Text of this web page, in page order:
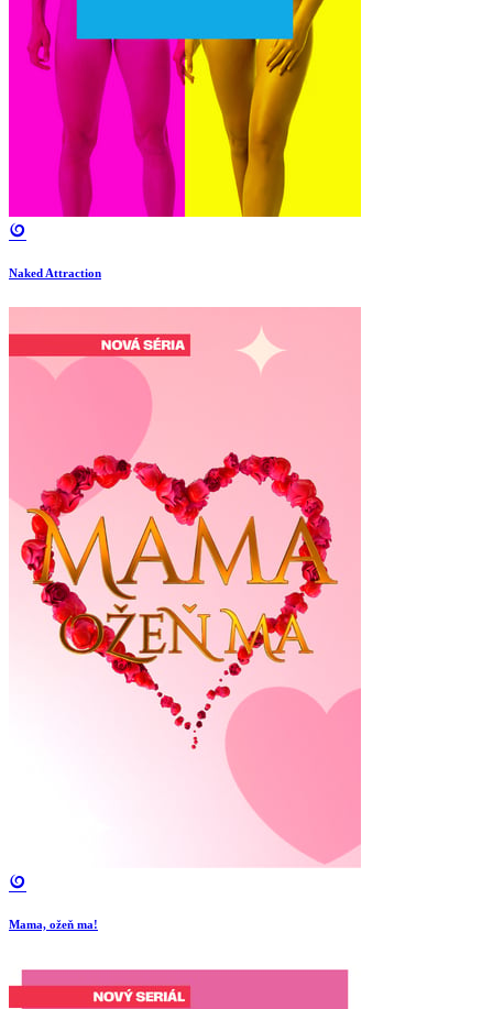
Naked Attraction
Mama, ožeň ma!